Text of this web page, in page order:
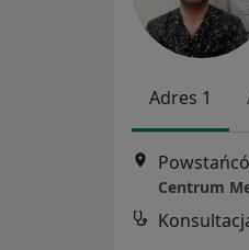
Adres 1
Centrum